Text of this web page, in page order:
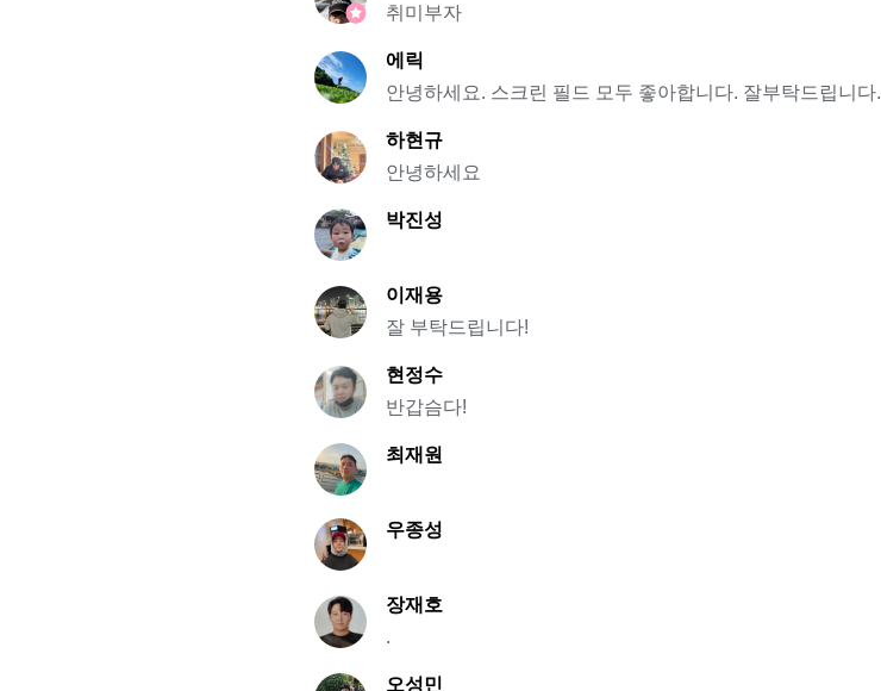
취미부자
에릭
안녕하세요. 스크린 필드 모두 좋아합니다. 잘부탁드립니다.
하현규
안녕하세요
박진성
이재용
잘 부탁드립니다!
현정수
반갑슴다!
최재원
우종성
장재호
.
오성민